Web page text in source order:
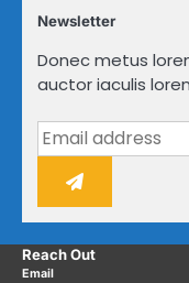
Newsletter
Donec metus
auctor iaculis
Reach Out
Email